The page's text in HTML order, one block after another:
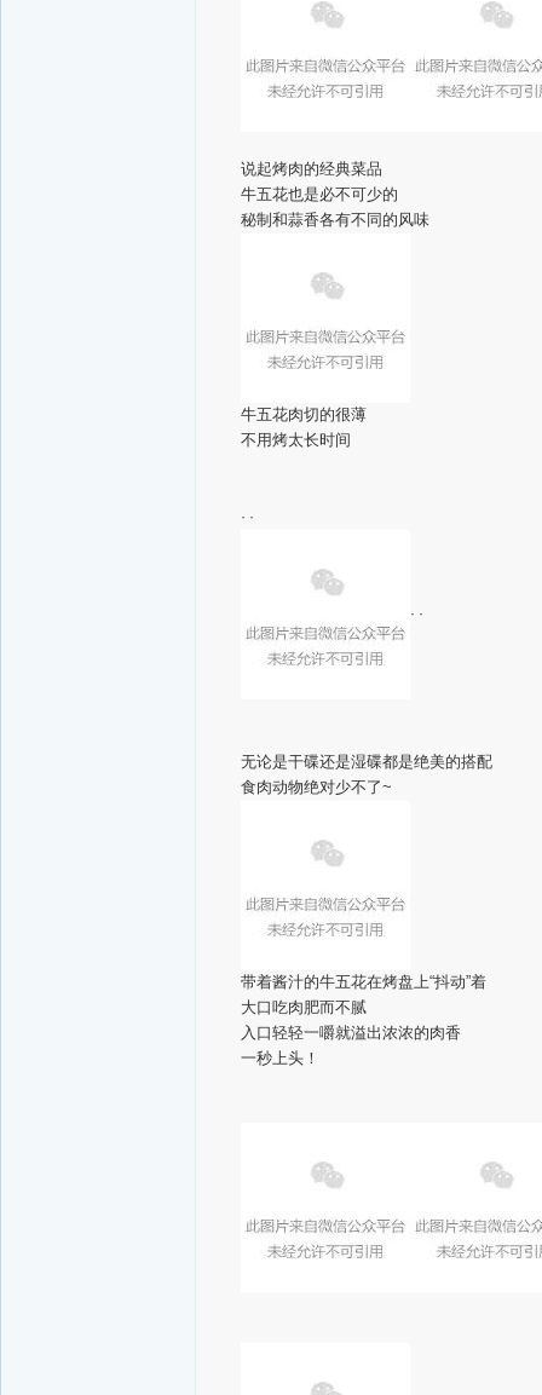
说起烤肉的经典菜品
牛五花也是必不可少的
秘制和蒜香各有不同的风味
牛五花肉切的很薄
不用烤太长时间
· ·
· ·
无论是干碟还是湿碟都是绝美的搭配
食肉动物绝对少不了~
带着酱汁的牛五花在烤盘上“抖动”着
大口吃肉肥而不腻
入口轻轻一嚼就溢出浓浓的肉香
一秒上头！